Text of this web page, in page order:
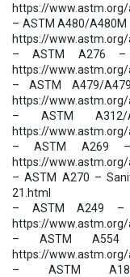
https://
– ASTM A480/A480M
https://
– ASTM A276 –
https://www.astm.org/
– ASTM A479/
https://
– ASTM
https://
– ASTM A269 –
https://www.astm.org/
– ASTM A270 –
21.html
– ASTM A249 –
https://www.astm.org/
– ASTM A554 –
https://www.astm.org/
– ASTM